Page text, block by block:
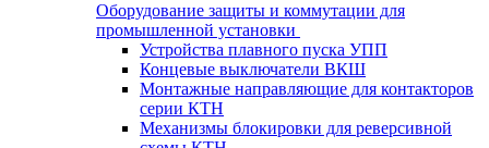
Оборудование защиты и коммутации для
промышленной установки
Устройства плавного пуска УПП
Концевые выключатели ВКШ
Монтажные направляющие для контакторов
серии КТН
Механизмы блокировки для реверсивной